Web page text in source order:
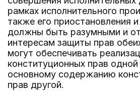
рамках исполнительного
также его приостановления
должны быть разумными и
интересам защиты прав
могут обеспечивать
конституционных прав
основному содержанию
прав другой.